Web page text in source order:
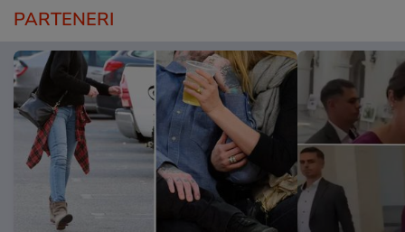
PARTENERI